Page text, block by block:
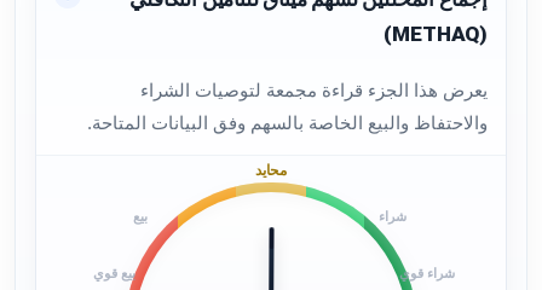
(METHAQ)
يعرض هذا الجزء قراءة مجمعة لتوصيات الشراء
والاحتفاظ والبيع الخاصة بالسهم وفق البيانات المتاحة.
بيع قوي
بيع
محايد
شراء
شراء قوي